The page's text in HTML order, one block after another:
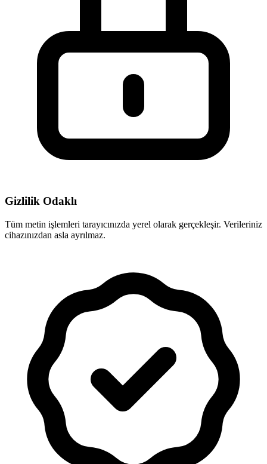
Gizlilik Odaklı
Tüm metin işlemleri tarayıcınızda yerel olarak gerçekleşir. Verileriniz
cihazınızdan asla ayrılmaz.